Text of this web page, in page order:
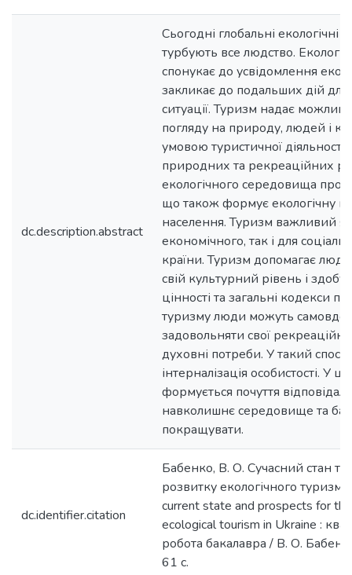
dc.description.abstract
Сьогодні глобальні екологічні
турбують все людство.
спонукає до усвідомлення
закликає до подальших дій
ситуації. Туризм надає
погляду на природу, людей і
умовою туристичної діяльності
природних та рекреаційних
екологічного середовища
що також формує екологічну
населення. Туризм важливий
економічного, так і для
країни. Туризм допомагає
свій культурний рівень і
цінності та загальні кодекси
туризму люди можуть
задовольняти свої рекреаційні,
духовні потреби. У такий
інтерналізація особистості. У
формується почуття
навколишнє середовище та
покращувати.
dc.identifier.citation
Бабенко, В. О. Сучасний стан
розвитку екологічного туризму
current state and prospects for
ecological tourism in Ukraine :
робота бакалавра / В. О.
61 с.